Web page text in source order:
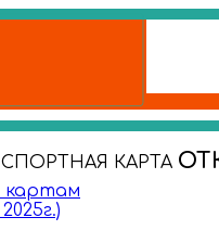
КАРТА
картам